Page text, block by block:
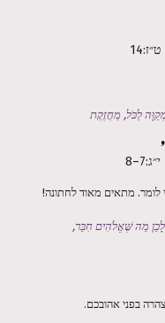
לַכֹּל, מַחֲזֶקֶת
לומר. מתאים מאוד לחתונה!
מַה שֶּׁאֱלֹהִים חִבֵּר,
בפני אהובכם.